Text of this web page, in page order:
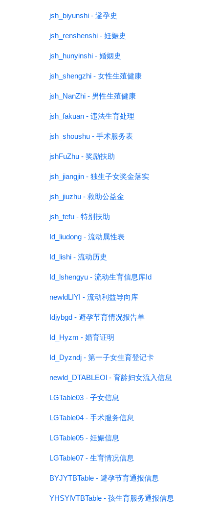
jsh_biyunshi - 避孕史
jsh_renshenshi - 妊娠史
jsh_hunyinshi - 婚姻史
jsh_shengzhi - 女性生殖健康
jsh_NanZhi - 男性生殖健康
jsh_fakuan - 违法生育处理
jsh_shoushu - 手术服务表
jshFuZhu - 奖励扶助
jsh_jiangjin - 独生子女奖金落实
jsh_jiuzhu - 救助公益金
jsh_tefu - 特别扶助
Id_liudong - 流动属性表
Id_lishi - 流动历史
Id_lshengyu - 流动生育信息库Id
newldLIYI - 流动利益导向库
Idjybgd - 避孕节育情况报告单
Id_Hyzm - 婚育证明
Id_Dyzndj - 第一子女生育登记卡
newld_DTABLEOl - 育龄妇女流入信息
LGTable03 - 子女信息
LGTable04 - 手术服务信息
LGTable05 - 妊娠信息
LGTable07 - 生育情况信息
BYJYTBTable - 避孕节育通报信息
YHSYlVTBTable - 孩生育服务通报信息